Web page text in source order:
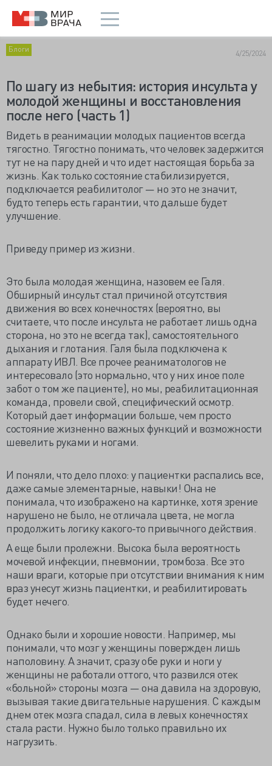
Блоги 4/25/2024
По шагу из небытия: история инсульта у
молодой женщины и восстановления
после него (часть 1)
Видеть в реанимации молодых пациентов всегда
тягостно. Тягостно понимать, что человек задержится
тут не на пару дней и что идет настоящая борьба за
жизнь. Как только состояние стабилизируется,
подключается реабилитолог — но это не значит,
будто теперь есть гарантии, что дальше будет
улучшение.
Приведу пример из жизни.
Это была молодая женщина, назовем ее Галя.
Обширный инсульт стал причиной отсутствия
движения во всех конечностях (вероятно, вы
считаете, что после инсульта не работает лишь одна
сторона, но это не всегда так), самостоятельного
дыхания и глотания. Галя была подключена к
аппарату ИВЛ. Все прочее реаниматологов не
интересовало (это нормально, что у них иное поле
забот о том же пациенте), но мы, реабилитационная
команда, провели свой, специфический осмотр.
Который дает информации больше, чем просто
состояние жизненно важных функций и возможности
шевелить руками и ногами.
И поняли, что дело плохо: у пациентки распались все,
даже самые элементарные, навыки! Она не
понимала, что изображено на картинке, хотя зрение
нарушено не было, не отличала цвета, не могла
продолжить логику какого-то привычного действия.
А еще были пролежни. Высока была вероятность
мочевой инфекции, пневмонии, тромбоза. Все это
наши враги, которые при отсутствии внимания к ним
враз унесут жизнь пациентки, и реабилитировать
будет нечего.
Однако были и хорошие новости. Например, мы
понимали, что мозг у женщины повержден лишь
наполовину. А значит, сразу обе руки и ноги у
женщины не работали оттого, что развился отек
«больной» стороны мозга — она давила на здоровую,
вызывая такие двигательные нарушения. С каждым
днем отек мозга спадал, сила в левых конечностях
стала расти. Нужно было только правильно их
нагрузить.